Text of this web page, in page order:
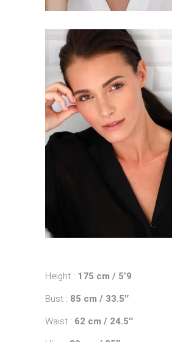
Height : 175 cm / 5’9
Bust : 85 cm / 33.5″
Waist : 62 cm / 24.5″